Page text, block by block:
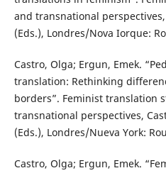
and transnational
(Eds.), Londres/Nova Iorque:
Castro, Olga; Ergun, Emek.
translation: Rethinking
borders”. Feminist translation
transnational perspectives,
(Eds.), Londres/Nueva York:
Castro, Olga; Ergun, Emek.